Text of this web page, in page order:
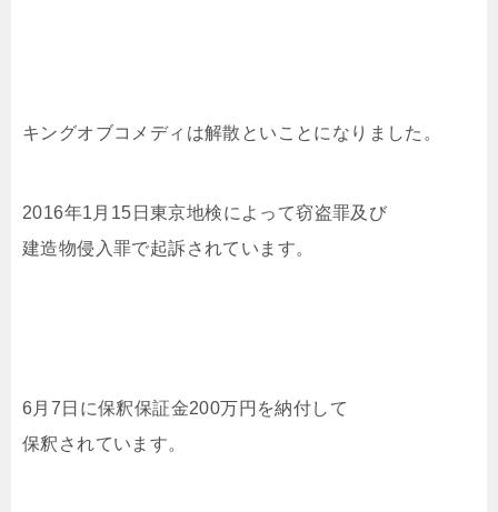
キングオブコメディは解散といことになりました。
2016年1月15日東京地検によって窃盗罪及び
建造物侵入罪で起訴されています。
6月7日に保釈保証金200万円を納付して
保釈されています。